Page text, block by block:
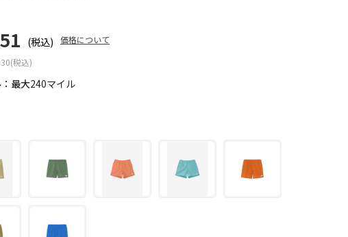
最大240マイル
税込)
(税込) 価格について